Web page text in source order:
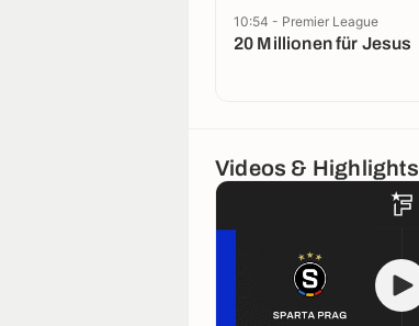
20 Millionen für Jesus
10:54 - Premier League
Videos & Highlights